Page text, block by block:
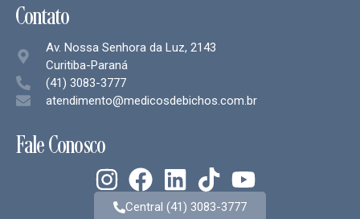
Contato
Av. Nossa Senhora da Luz, 2143
Curitiba-Paraná
(41) 3083-3777
atendimento@medicosdebichos.com.br
Fale Conosco
Central (41) 3083-3777